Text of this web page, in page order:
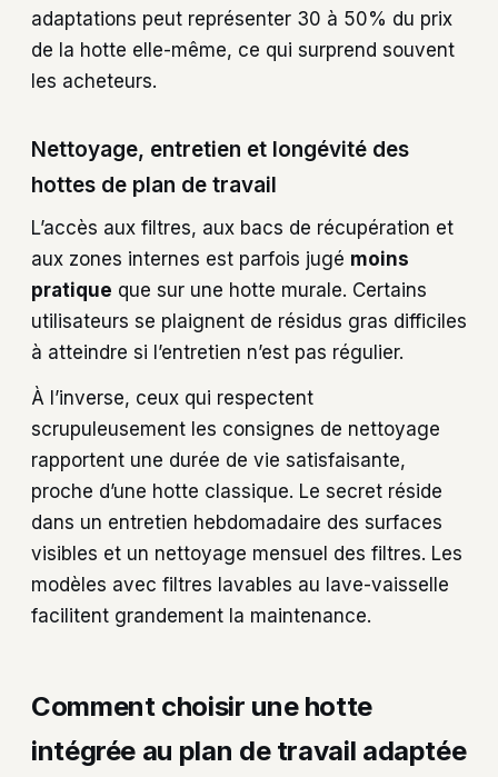
adaptations peut représenter 30 à 50% du prix
de la hotte elle-même, ce qui surprend souvent
les acheteurs.
Nettoyage, entretien et longévité des
hottes de plan de travail
L’accès aux filtres, aux bacs de récupération et
aux zones internes est parfois jugé moins
pratique que sur une hotte murale. Certains
utilisateurs se plaignent de résidus gras difficiles
à atteindre si l’entretien n’est pas régulier.
À l’inverse, ceux qui respectent
scrupuleusement les consignes de nettoyage
rapportent une durée de vie satisfaisante,
proche d’une hotte classique. Le secret réside
dans un entretien hebdomadaire des surfaces
visibles et un nettoyage mensuel des filtres. Les
modèles avec filtres lavables au lave-vaisselle
facilitent grandement la maintenance.
Comment choisir une hotte
intégrée au plan de travail adaptée